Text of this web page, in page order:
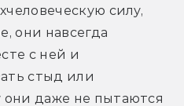
силу,
они навсегда
с ней и
стыд или
они даже не пытаются